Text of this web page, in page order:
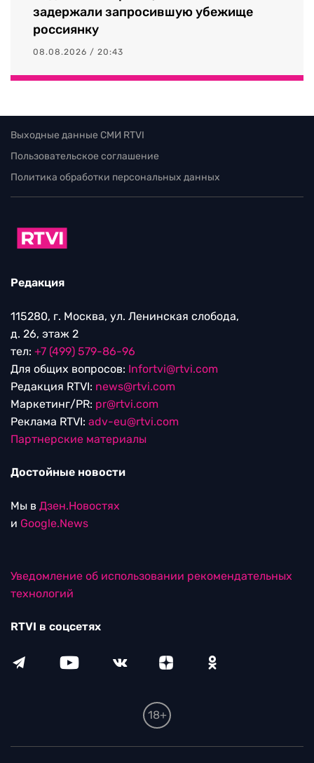
задержали запросившую убежище
россиянку
08.08.2026 / 20:43
Выходные данные СМИ RTVI
Пользовательское соглашение
Политика обработки персональных данных
Редакция
115280, г. Москва, ул. Ленинская слобода,
д. 26, этаж 2
тел: +7 (499) 579-86-96
Для общих вопросов: Infortvi@rtvi.com
Редакция RTVI: news@rtvi.com
Маркетинг/PR: pr@rtvi.com
Реклама RTVI: adv-eu@rtvi.com
Партнерские материалы
Достойные новости
Мы в Дзен.Новостях
и Google.News
Уведомление об использовании рекомендательных
технологий
RTVI в соцсетях
18+